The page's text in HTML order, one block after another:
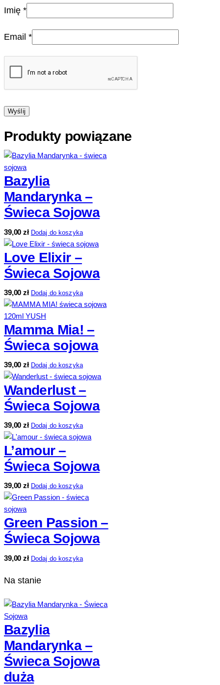
Imię *
Email *
Produkty powiązane
Bazylia
Mandarynka –
Świeca Sojowa
39,00zł Dodaj do koszyka
Love Elixir –
Świeca Sojowa
39,00zł Dodaj do koszyka
Mamma Mia! –
Świeca sojowa
39,00zł Dodaj do koszyka
Wanderlust –
Świeca Sojowa
39,00zł Dodaj do koszyka
L’amour –
Świeca Sojowa
39,00zł Dodaj do koszyka
Green Passion –
Świeca Sojowa
39,00zł Dodaj do koszyka
Na stanie
Bazylia
Mandarynka –
Świeca Sojowa
duża